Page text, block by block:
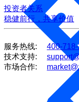
投资者关系
稳健前行，共享价值
服务热线:
400-
技术支持:
市场合作: